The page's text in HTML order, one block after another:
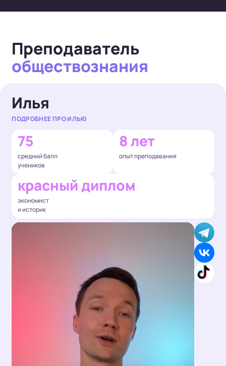
Преподаватель
обществознания
Илья
ПОДРОБНЕЕ ПРО ИЛЬЮ
75
средний балл
учеников
8 лет
опыт преподавания
красный диплом
экономист
и историк